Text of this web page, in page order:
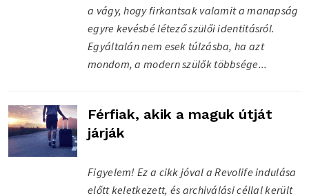
a vágy, hogy firkantsak valamit a manapság
egyre kevésbé létező szülői identitásról.
Egyáltalán nem esek túlzásba, ha azt
mondom, a modern szülők többsége...
Férfiak, akik a maguk útját
járják
Figyelem! Ez a cikk jóval a Revolife indulása
előtt keletkezett, és archiválási céllal került